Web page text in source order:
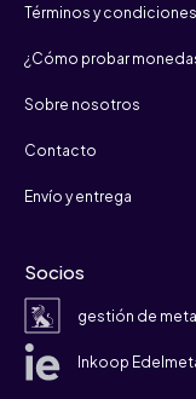
Términos y
¿Cómo probar
Sobre nosotros
Contacto
Envío y entrega
Socios
gestión de
Inkoop